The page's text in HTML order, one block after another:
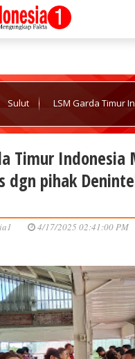
Sulut LSM Garda Timur
Timur Indonesia
dgn pihak
4/17/2025 02:41:00 PM